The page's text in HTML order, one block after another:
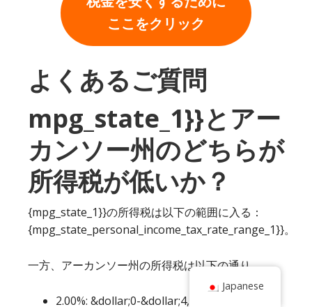
ここをクリック
よくあるご質問
mpg_state_1}}とアー
カンソー州のどちらが
所得税が低いか？
{mpg_state_1}}の所得税は以下の範囲に入る：
{mpg_state_personal_income_tax_rate_range_1}}。
一方、アーカンソー州の所得税は以下の通り。
2.00%: &dollar;0-&dollar;4,300
Japanese